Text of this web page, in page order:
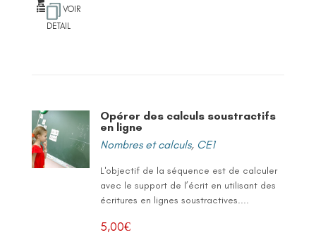
VOIR
DETAIL
Opérer des calculs soustractifs
en ligne
Nombres et calculs, CE1
L'objectif de la séquence est de calculer
avec le support de l’écrit en utilisant des
écritures en lignes soustractives....
5,00€